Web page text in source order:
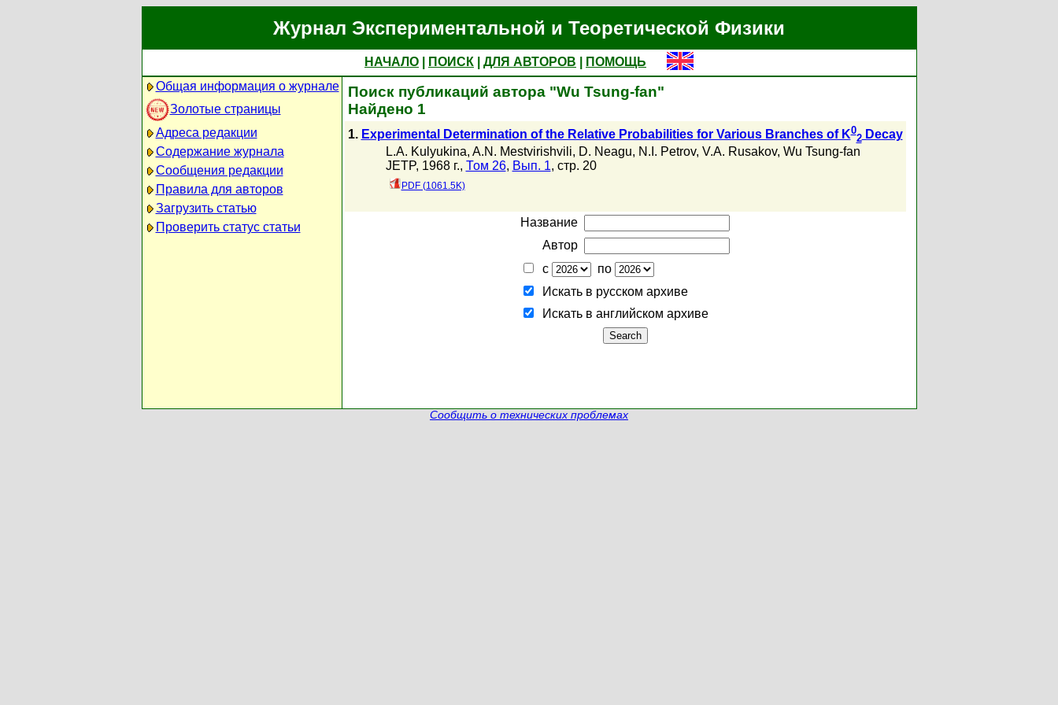
Журнал Экспериментальной и Теоретической Физики
НАЧАЛО ПОИСК ДЛЯ АВТОРОВ
ПОМОЩЬ
Общая информация о журнале
Золотые страницы
Адреса редакции
Содержание журнала
Сообщения редакции
Правила для авторов
Загрузить статью
Проверить статус статьи
Поиск публикаций автора "Wu Tsung-fan"
Найдено 1
1. Experimental Determination of the Relative Probabilities for Various Branches of K0
2Decay
L.A. Kulyukina, A.N. Mestvirishvili, D. Neagu, N.I. Petrov, V.A. Rusakov, Wu Tsung-fan
JETP, 1968 г., Том 26, Вып. 1, стр. 20
PDF (1061.5K)
Название
Автор
с
по
Искать в русском архиве
Искать в английском архиве
Сообщить о технических проблемах